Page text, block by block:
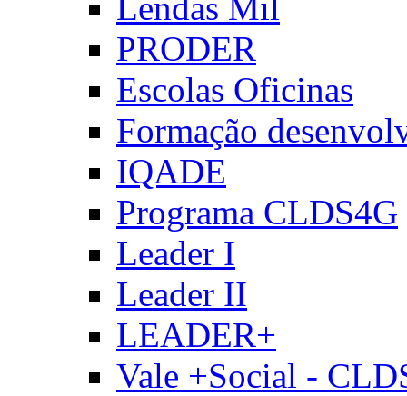
PRODER
Escolas Oficinas
Formação
IQADE
Programa CLDS4G
Leader I
Leader II
LEADER+
Vale +Social -